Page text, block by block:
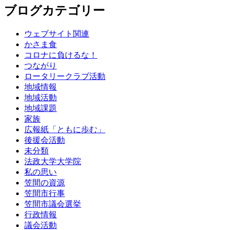
ブログカテゴリー
ウェブサイト関連
かさま食
コロナに負けるな！
つながり
ロータリークラブ活動
地域情報
地域活動
地域課題
家族
広報紙「ともに歩む」
後援会活動
未分類
法政大学大学院
私の思い
笠間の資源
笠間市行事
笠間市議会選挙
行政情報
議会活動